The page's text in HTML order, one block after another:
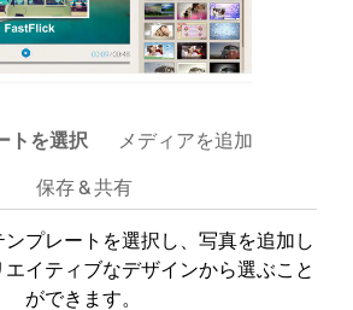
トを選択 メディアを追加
保存 & 共有
プレートを選択し、写真を追加し
エイティブなデザインから選ぶこと
ができます。